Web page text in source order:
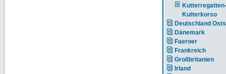
Kutterregatten-
Kutterkorso
Deutschland
Dänemark
Faeroer
Frankreich
Großbritanien
Irland